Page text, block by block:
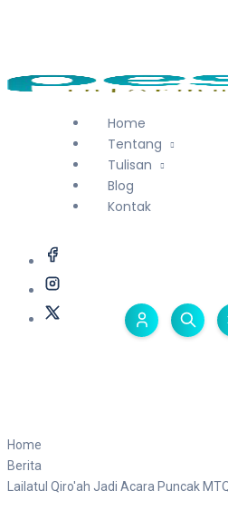
Home
Tentang
Tulisan
Blog
Kontak
Home
Berita
Lailatul Qiro'ah Jadi Acara Puncak